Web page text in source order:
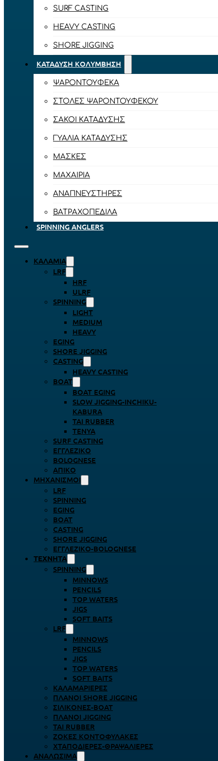
SURF CASTING
HEAVY CASTING
SHORE JIGGING
ΚΑΤΆΔΥΣΗ ΚΟΛΎΜΒΗΣΗ
ΨΑΡΟΝΤΟΎΦΕΚΑ
ΣΤΟΛΈΣ ΨΑΡΟΝΤΟΎΦΕΚΟΥ
ΣΆΚΟΙ ΚΑΤΆΔΥΣΗΣ
ΓΥΑΛΙΆ ΚΑΤΆΔΥΣΗΣ
ΜΆΣΚΕΣ
ΜΑΧΑΊΡΙΑ
ΑΝΑΠΝΕΥΣΤΉΡΕΣ
ΒΑΤΡΑΧΟΠΈΔΙΛΑ
SPINNING ANGLERS
ΚΑΛΆΜΙΑ
LRF
HRF
ULRF
SPINNING
LIGHT
MEDIUM
HEAVY
EGING
SHORE JIGGING
CASTING
HEAVY CASTING
BOAT
BOAT EGING
SLOW JIGGING-INCHIKU-
KABURA
TAI RUBBER
TENYA
SURF CASTING
ΕΓΓΛΈΖΙΚΟ
BOLOGNESE
ΑΠΊΚΟ
ΜΗΧΑΝΙΣΜΟΊ
LRF
SPINNING
EGING
BOAT
CASTING
SHORE JIGGING
ΕΓΓΛΈΖΙΚΟ-BOLOGNESE
ΤΕΧΝΗΤΆ
SPINNING
MINNOWS
PENCILS
TOP WATERS
JIGS
SOFT BAITS
LRF
MINNOWS
PENCILS
JIGS
TOP WATERS
SOFT BAITS
ΚΑΛΑΜΑΡΙΈΡΕΣ
ΠΛΆΝΟΙ SHORE JIGGING
ΣΙΛΙΚΌΝΕΣ-BOAT
ΠΛΆΝΟΙ JIGGING
TAI RUBBER
ΖΌΚΕΣ ΚΟΝΤΟΦΎΛΑΚΕΣ
ΧΤΑΠΟΔΙΈΡΕΣ-ΘΡΑΨΑΛΙΈΡΕΣ
ΑΝΑΛΏΣΙΜΑ